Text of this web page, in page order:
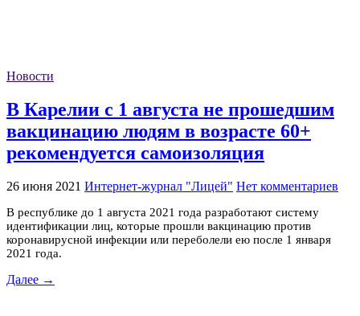
Новости
В Карелии с 1 августа не прошедшим
вакцинацию людям в возрасте 60+
рекомендуется самоизоляция
26 июня 2021 Интернет-журнал "Лицей" Нет комментариев
В республике до 1 августа 2021 года разработают систему
идентификации лиц, которые прошли вакцинацию против
коронавирусной инфекции или переболели ею после 1 января
2021 года.
Далее →